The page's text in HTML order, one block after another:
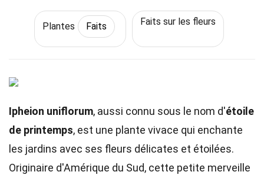
Plantes Faits Faits sur les fleurs
Ipheion uniflorum, aussi connu sous le nom d'étoile
de printemps, est une plante vivace qui enchante
les jardins avec ses fleurs délicates et étoilées.
Originaire d'Amérique du Sud, cette petite merveille